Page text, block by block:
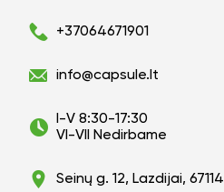
+37064671901
info@capsule.lt
I-V 8:30-17:30
VI-VII Nedirbame
Seinų g. 12, Lazdijai, 67114